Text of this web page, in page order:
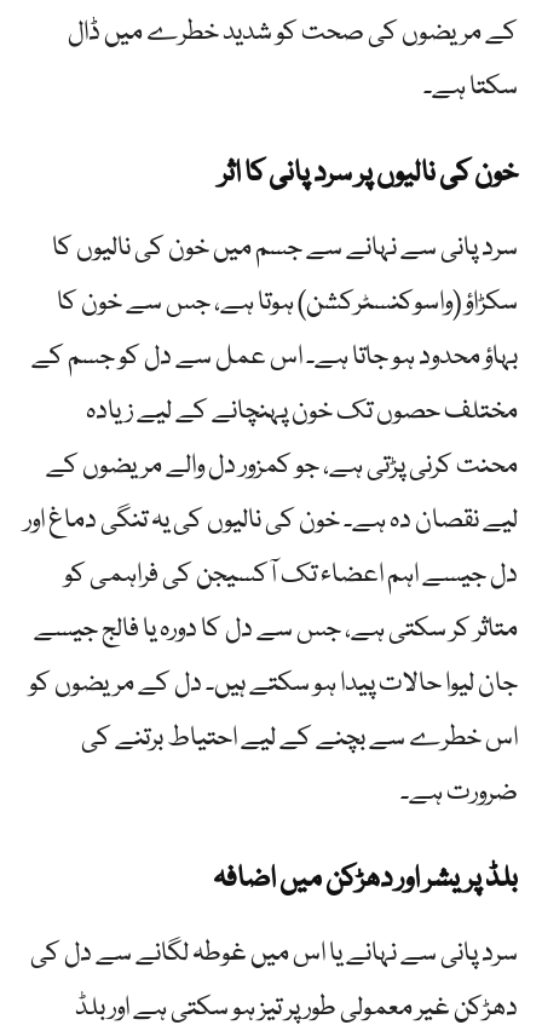
کے مریضوں کی صحت کو شدید خطرے میں ڈال
سکتا ہے۔
خون کی نالیوں پر سرد پانی کا اثر
سرد پانی سے نہانے سے جسم میں خون کی نالیوں کا
سکڑاؤ (واسوکنسٹرکشن) ہوتا ہے، جس سے خون کا
بہاؤ محدود ہو جاتا ہے۔ اس عمل سے دل کو جسم کے
مختلف حصوں تک خون پہنچانے کے لیے زیادہ
محنت کرنی پڑتی ہے، جو کمزور دل والے مریضوں کے
لیے نقصان دہ ہے۔ خون کی نالیوں کی یہ تنگی دماغ اور
دل جیسے اہم اعضاء تک آکسیجن کی فراہمی کو
متاثر کر سکتی ہے، جس سے دل کا دورہ یا فالج جیسے
جان لیوا حالات پیدا ہو سکتے ہیں۔ دل کے مریضوں کو
اس خطرے سے بچنے کے لیے احتیاط برتنے کی
ضرورت ہے۔
بلڈ پریشر اور دھڑکن میں اضافہ
سرد پانی سے نہانے یا اس میں غوطہ لگانے سے دل کی
دھڑکن غیر معمولی طور پر تیز ہو سکتی ہے اور بلڈ